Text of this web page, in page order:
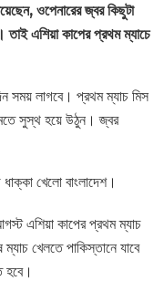
ওপেনারের জ্বর কিছুটা
তাই এশিয়া কাপের প্রথম ম্যাচে
সময় লাগবে। প্রথম ম্যাচ মিস
সুস্থ হয়ে উঠুন। জ্বর
খেলো বাংলাদেশ।
এশিয়া কাপের প্রথম ম্যাচ
খেলতে পাকিস্তানে যাবে
হবে।